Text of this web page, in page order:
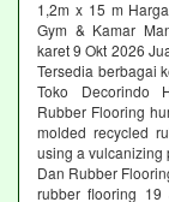
1,2m x 15 m
Gym & Kamar
karet 9 Okt 2026
Tersedia berbagai
Toko Decorindo
Rubber Flooring
molded recycled
using a vulcanizing
Dan Rubber
rubber flooring